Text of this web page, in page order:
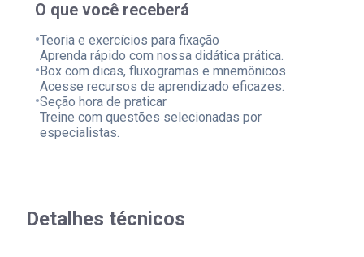
O que você receberá
•Teoria e exercícios para fixação
Aprenda rápido com nossa didática prática.
•Box com dicas, fluxogramas e mnemônicos
Acesse recursos de aprendizado eficazes.
•Seção hora de praticar
Treine com questões selecionadas por
especialistas.
Detalhes técnicos